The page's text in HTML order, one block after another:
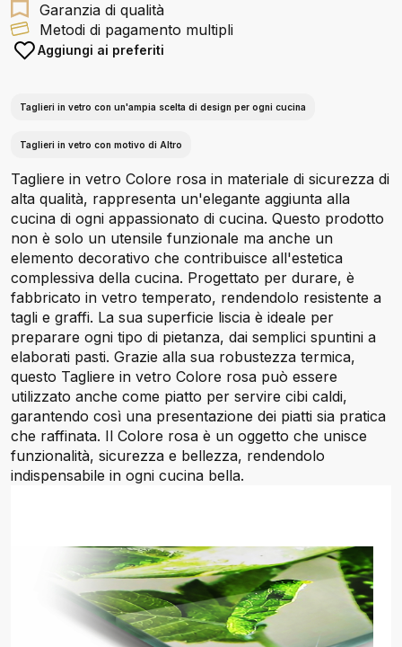
Garanzia di qualità
Metodi di pagamento multipli
Aggiungi ai preferiti
Taglieri in vetro con un'ampia scelta di design per ogni cucina
Taglieri in vetro con motivo di Altro
Tagliere in vetro Colore rosa in materiale di sicurezza di
alta qualità, rappresenta un'elegante aggiunta alla
cucina di ogni appassionato di cucina. Questo prodotto
non è solo un utensile funzionale ma anche un
elemento decorativo che contribuisce all'estetica
complessiva della cucina. Progettato per durare, è
fabbricato in vetro temperato, rendendolo resistente a
tagli e graffi. La sua superficie liscia è ideale per
preparare ogni tipo di pietanza, dai semplici spuntini a
elaborati pasti. Grazie alla sua robustezza termica,
questo Tagliere in vetro Colore rosa può essere
utilizzato anche come piatto per servire cibi caldi,
garantendo così una presentazione dei piatti sia pratica
che raffinata. Il Colore rosa è un oggetto che unisce
funzionalità, sicurezza e bellezza, rendendolo
indispensabile in ogni cucina bella.